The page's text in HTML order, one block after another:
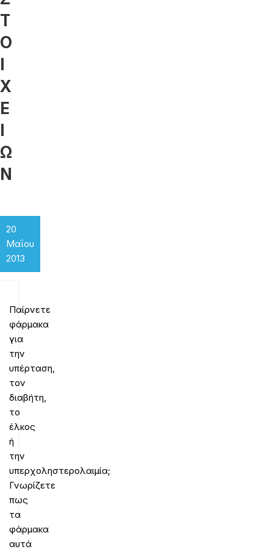
Τ
Ο
Ι
Χ
Ε
Ι
Ω
Ν
20
Μαΐου
2013
Παίρνετε
φάρμακα
για
την
υπέρταση,
τον
διαβήτη,
το
έλκος
ή
την
υπερχοληστερολαιμία;
Γνωρίζετε
πως
τα
φάρμακα
αυτά